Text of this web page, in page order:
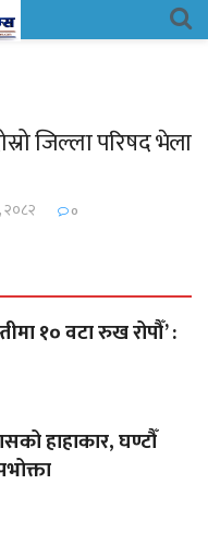
जिल्ला परिषद भेला
0
१० वटा रुख रोपौँ’ :
हाहाकार, घण्टौँ